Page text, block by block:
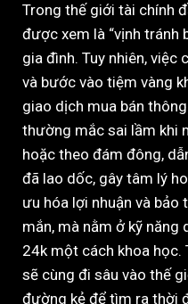
Trong thế giới tài chính
được xem là “vịnh tránh
gia đình. Tuy nhiên,
và bước vào tiệm vàng
giao dịch mua bán
thường mắc sai lầm khi
hoặc theo đám đông,
đã lao dốc, gây tâm lý
ưu hóa lợi nhuận và bảo
mắn, mà nằm ở kỹ năng
24k một cách khoa học.
sẽ cùng đi sâu vào thế
đường kẻ để tìm ra thời